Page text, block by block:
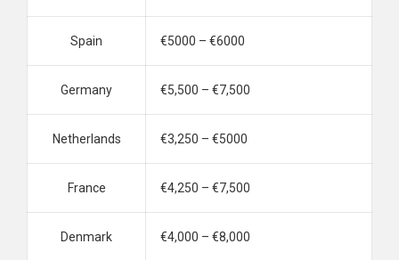
Spain €5000 – €6000
Germany €5,500 – €7,500
Netherlands €3,250 – €5000
France €4,250 – €7,500
Denmark €4,000 – €8,000